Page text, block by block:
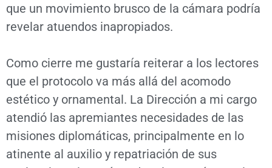
que un movimiento brusco de la cámara podría
revelar atuendos inapropiados.
Como cierre me gustaría reiterar a los lectores
que el protocolo va más allá del acomodo
estético y ornamental. La Dirección a mi cargo
atendió las apremiantes necesidades de las
misiones diplomáticas, principalmente en lo
atinente al auxilio y repatriación de sus